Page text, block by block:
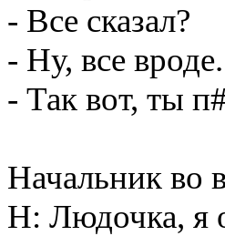
- Все сказал?
- Ну, все
- Так вот, ты
Начальник во
Н: Людочка, я